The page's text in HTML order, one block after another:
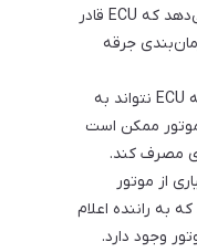
باشد. این مشکل معمولاً زمانی رخ می‌دهد که ECU قادر
جرقه
: در صورتی که ECU نتواند به
ممکن است
مصرف کند.
از موتور
به راننده اعلام
وجود دارد.